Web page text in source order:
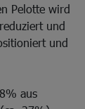
Pelotte wird
und
und
aus